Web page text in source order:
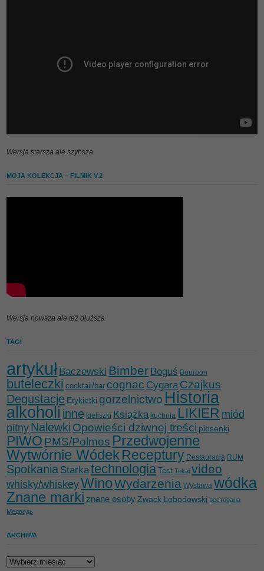
Wersja starsza ale szybsza
MOJA KOLEKCJA – FILMIK V.2
Wersja nowsza ale też dłuższa
TAGI
artykułBaczewski Bimber Boguś Bourbon
buteleczki cocktail/bar cognac CygaraCzajkus
Degustacje Etykietki gorzelnictwo Historia
alkoholi inne kieliszki Książka kuchnia LIKIER miód
pitny Nalewki Opowieści dziwnej treści piosenki
PIWO PMS/Polmos Przedwojenne
Wytwórnie WódekReceptury Restauracja RUM
Spotkania Starkatechnologia Test Tokaj video
whisky/whiskeyWinoWydarzenia Wystawa wódka
Znane marki znane osoby Zwack Łobodowski ресторана
Медведь
ARCHIWA
Archiwa